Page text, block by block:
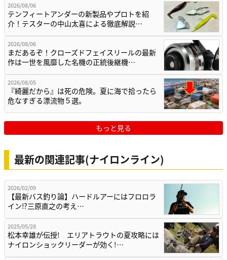
2026/08/06
テンフィートアンダーの新製品やプロトを紹
介！テスターの中山太喜による徹底解説…
2026/08/06
まだあるぞ！クローズドフェイスリールの最新
作は一世を風靡した名機の正統後継機…
2026/08/05
『綺麗だから』は死の危険。夏に海で拾ったら
危なすぎる漂流物５選。
もっと見る
最新の関連記事(ナイロンライン)
2026/02/09
【最新バス釣り論】ハードルアーにはフロロラ
イン⁉三原直之の考え…
2025/05/28
松本幸雄が伝授! エリアトラウトの夏攻略には
ナイロンショックリーダーが効く!…